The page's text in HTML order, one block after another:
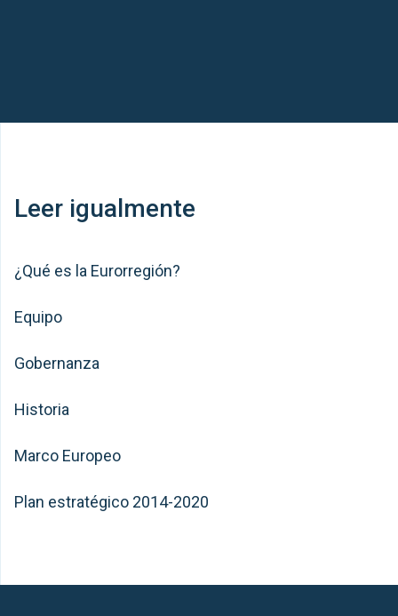
Leer igualmente
¿Qué es la Eurorregión?
Equipo
Gobernanza
Historia
Marco Europeo
Plan estratégico 2014-2020